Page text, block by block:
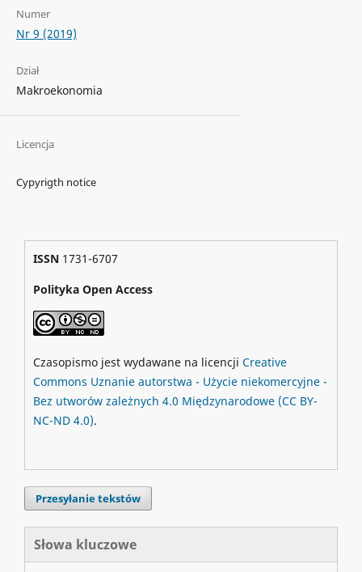
Numer
Nr 9 (2019)
Dział
Makroekonomia
Licencja
Cypyrigth notice
ISSN1731-6707
Polityka Open Access
Czasopismo jest wydawane na licencji Creative
Commons Uznanie autorstwa - Użycie niekomercyjne -
Bez utworów zależnych 4.0 Międzynarodowe (CC BY-
NC-ND 4.0).
Przesyłanie tekstów
Słowa kluczowe